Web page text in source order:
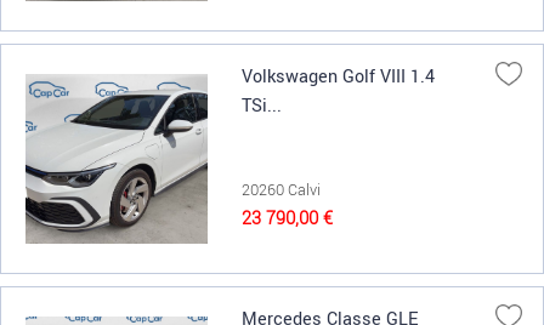
Volkswagen Golf VIII 1.4
TSi...
20260 Calvi
23 790,00 €
Mercedes Classe GLE